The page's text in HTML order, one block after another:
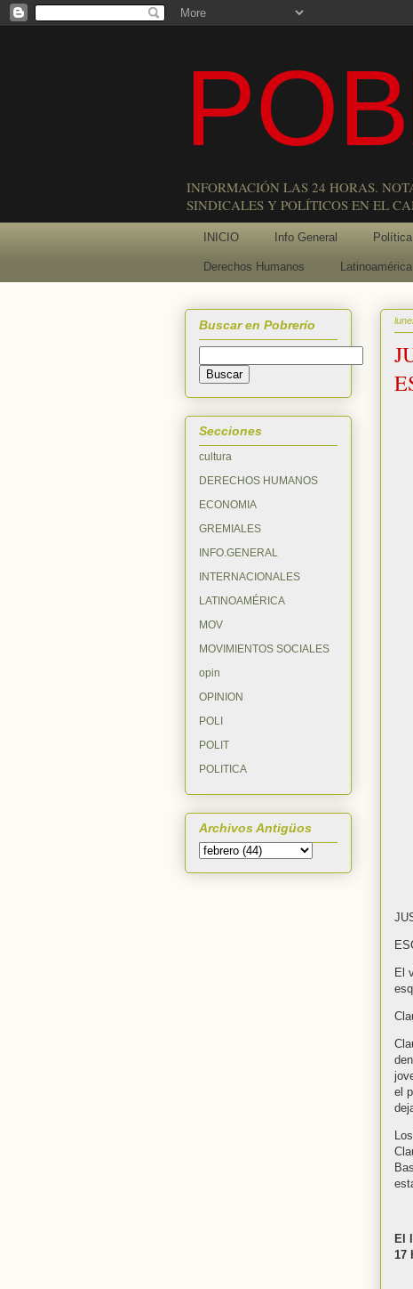
INFORMACIÓN LAS 24 HORAS.
SINDICALES Y POLÍTICOS EN EL
INICIO Info General Política
Derechos Humanos Latinoamérica
El
el
El
17
Buscar en Pobrerío
Secciones
cultura
DERECHOS HUMANOS
ECONOMIA
GREMIALES
INFO.GENERAL
INTERNACIONALES
LATINOAMÉRICA
MOV
MOVIMIENTOS SOCIALES
opin
OPINION
POLI
POLIT
POLITICA
Archivos Antigüos